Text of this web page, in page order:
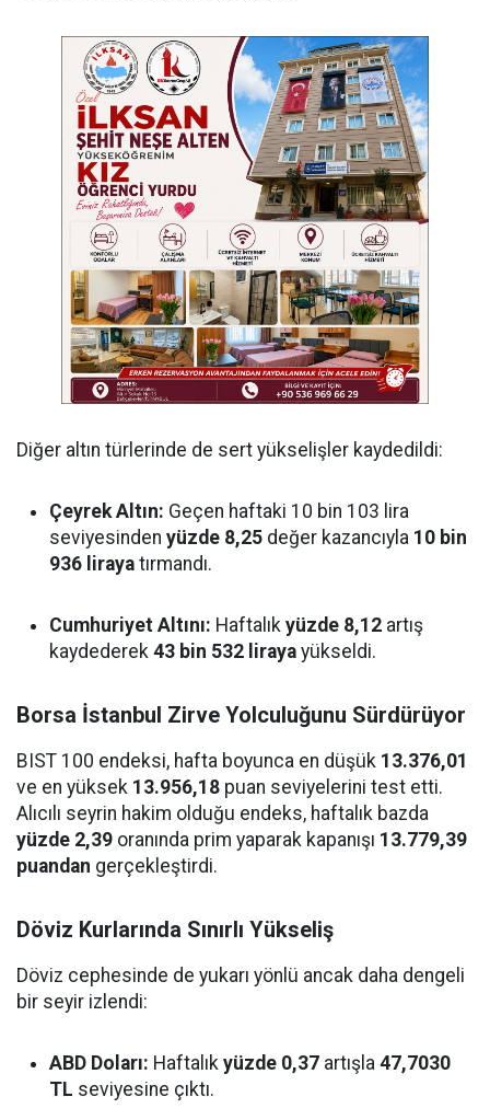
Diğer altın türlerinde de sert yükselişler kaydedildi:
Çeyrek Altın: Geçen haftaki 10 bin 103 lira
seviyesinden yüzde 8,25 değer kazancıyla 10 bin
936 liraya tırmandı.
Cumhuriyet Altını: Haftalık yüzde 8,12 artış
kaydederek 43 bin 532 liraya yükseldi.
Borsa İstanbul Zirve Yolculuğunu Sürdürüyor
BIST 100 endeksi, hafta boyunca en düşük 13.376,01
ve en yüksek 13.956,18 puan seviyelerini test etti.
Alıcılı seyrin hakim olduğu endeks, haftalık bazda
yüzde 2,39 oranında prim yaparak kapanışı 13.779,39
puandan gerçekleştirdi.
Döviz Kurlarında Sınırlı Yükseliş
Döviz cephesinde de yukarı yönlü ancak daha dengeli
bir seyir izlendi:
ABD Doları: Haftalık yüzde 0,37 artışla 47,7030
TL seviyesine çıktı.